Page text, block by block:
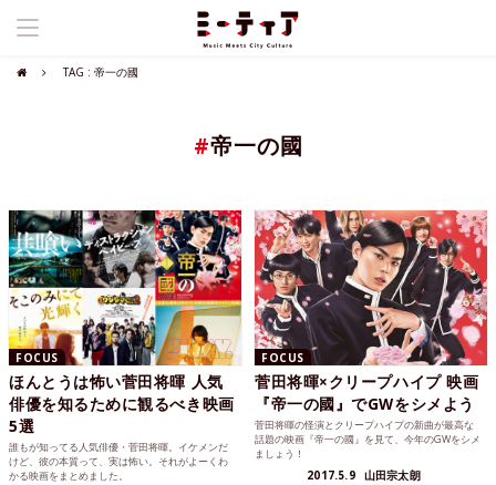
TAG : 帝一の國
#帝一の國
FOCUS
ほんとうは怖い菅田将暉 人気
俳優を知るために観るべき映画
5選
誰もが知ってる人気俳優・菅田将暉。イケメンだ
けど、彼の本質って、実は怖い。それがよーくわ
かる映画をまとめました。
FOCUS
菅田将暉×クリープハイプ 映画
『帝一の國』でGWをシメよう
菅田将暉の怪演とクリープハイプの新曲が最高な
話題の映画『帝一の國』を見て、今年のGWをシメ
ましょう！
2017.5.9 山田宗太朗